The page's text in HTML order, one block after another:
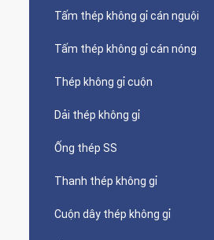
Tấm thép không gỉ cán nguội
Tấm thép không gỉ cán nóng
Thép không gỉ cuộn
Dải thép không gỉ
Ống thép SS
Thanh thép không gỉ
Cuộn dây thép không gỉ